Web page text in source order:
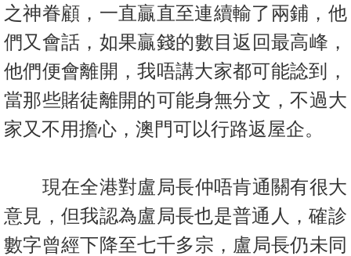
置
業
手
冊
關
於
之神眷顧，一直贏直至連續輸了兩鋪， 他
們又會話，如果贏錢的數目返回最高峰，
他們便會離開，我唔講大家都可能諗到，
當那些賭徒離開的可能身無分文，不過大
家又不用擔心，澳門可以行路返屋企。
現在全港對盧局長仲唔肯通關有很大
意見，但我認為盧局長也是普通 人，確診
數字曾經下降至七千多宗，盧局長仍未同